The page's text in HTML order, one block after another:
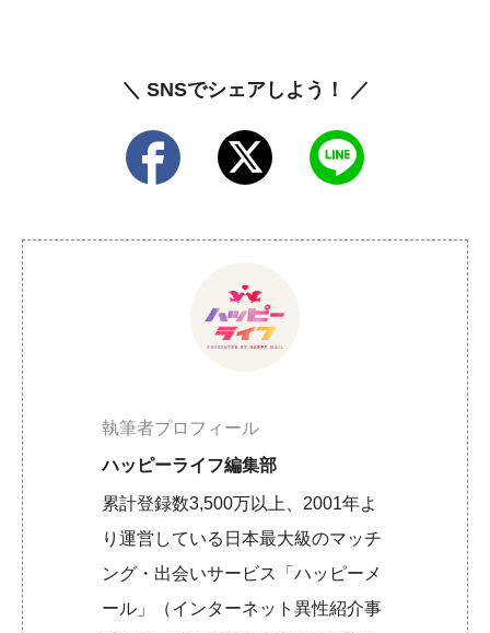
＼ SNSでシェアしよう！ ／
執筆者プロフィール
ハッピーライフ編集部
累計登録数3,500万以上、2001年よ
り運営している日本最大級のマッチ
ング・出会いサービス「ハッピーメ
ール」（インターネット異性紹介事